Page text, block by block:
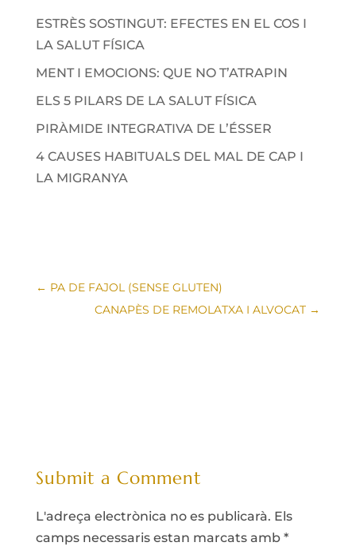
ESTRÈS SOSTINGUT: EFECTES EN EL COS I
LA SALUT FÍSICA
MENT I EMOCIONS: QUE NO T’ATRAPIN
ELS 5 PILARS DE LA SALUT FÍSICA
PIRÀMIDE INTEGRATIVA DE L’ÉSSER
4 CAUSES HABITUALS DEL MAL DE CAP I
LA MIGRANYA
← PA DE FAJOL (SENSE GLUTEN)
CANAPÈS DE REMOLATXA I ALVOCAT →
Submit a Comment
L'adreça electrònica no es publicarà. Els
camps necessaris estan marcats amb *